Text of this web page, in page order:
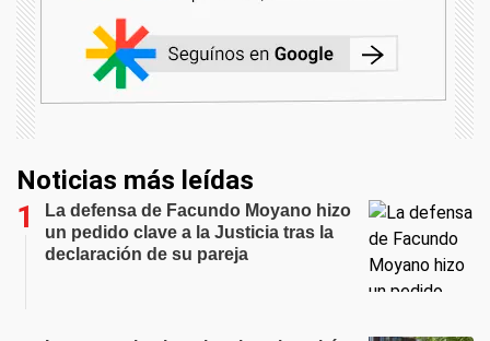
Noticias más leídas
La defensa de Facundo Moyano hizo
un pedido clave a la Justicia tras la
declaración de su pareja